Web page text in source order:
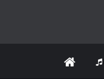
INÍCIO